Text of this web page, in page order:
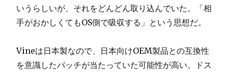
いうらしいが、それをどんどん取り込んでいた。「相
手がおかしくてもOS側で吸収する」という思想だ。
Vineは日本製なので、日本向けOEM製品との互換性
を意識したパッチが当たっていた可能性が高い。ドス